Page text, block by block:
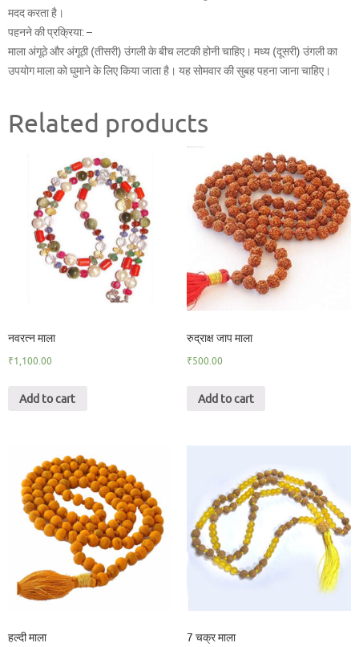
मदद करता है।
पहनने की प्रक्रिया: –
माला अंगूठे और अंगूठी (तीसरी) उंगली के बीच लटकी होनी चाहिए। मध्य (दूसरी) उंगली का
उपयोग माला को घुमाने के लिए किया जाता है। यह सोमवार की सुबह पहना जाना चाहिए।
Related products
नवरत्न माला
₹1,100.00
Add to cart
रुद्राक्ष जाप माला
₹500.00
Add to cart
हल्दी माला 7 चक्र माला